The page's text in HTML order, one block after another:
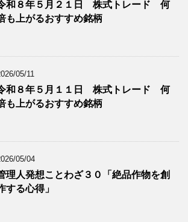
和８年５月２１日 株式トレード 何
も上がるおすすめ銘柄
05/11
和８年５月１１日 株式トレード 何
も上がるおすすめ銘柄
05/04
理人発想ことわざ３０「絶品作物を創
する心得」